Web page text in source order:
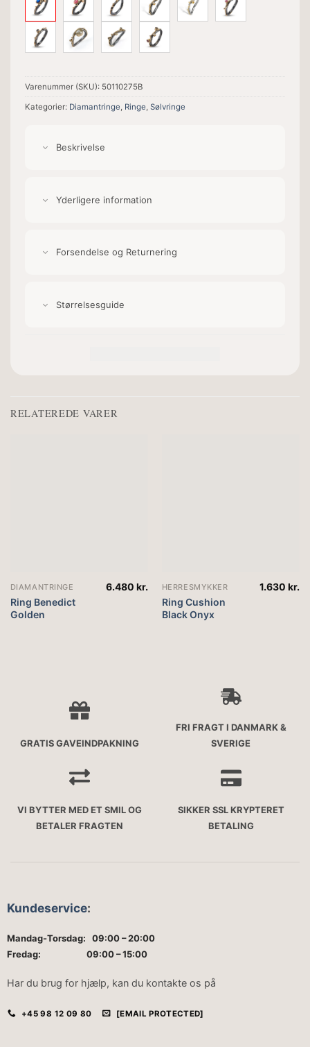
Varenummer (SKU): 50110275B
Kategorier: Diamantringe, Ringe, Sølvringe
Beskrivelse
Yderligere information
Forsendelse og Returnering
Størrelsesguide
RELATEREDE VARER
DIAMANTRINGE
Ring Benedict
Golden
6.480kr. HERRESMYKKER
Ring Cushion
Black Onyx
1.630kr.
GRATIS GAVEINDPAKNING
FRI FRAGT I DANMARK &
SVERIGE
VI BYTTER MED ET SMIL OG
BETALER FRAGTEN
SIKKER SSL KRYPTERET
BETALING
Kundeservice:
Mandag-Torsdag: 09:00 – 20:00
Fredag: 09:00 – 15:00
Har du brug for hjælp, kan du kontakte os på
+45 98 12 09 80 [EMAIL PROTECTED]